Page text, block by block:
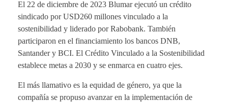
El 22 de diciembre de 2023 Blumar ejecutó un crédito
sindicado por USD260 millones vinculado a la
sostenibilidad y liderado por Rabobank. También
participaron en el financiamiento los bancos DNB,
Santander y BCI. El Crédito Vinculado a la Sostenibilidad
establece metas a 2030 y se enmarca en cuatro ejes.
El más llamativo es la equidad de género, ya que la
compañía se propuso avanzar en la implementación de